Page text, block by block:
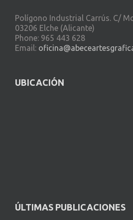
Polígono Industrial Carrús. C/
03206 Elche (Alicante)
Phone: 965 443 628
Email:
UBICACIÓN
ÚLTIMAS PUBLICACIONES